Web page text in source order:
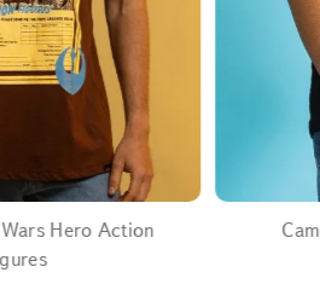
Hero Action